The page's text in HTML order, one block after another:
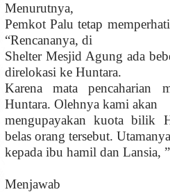
Menurutnya,
Pemkot Palu tetap
“Rencananya, di
Shelter Mesjid Agung ada
direlokasi ke Huntara.
Karena mata pencaharian
Huntara. Olehnya kami akan
mengupayakan kuota bilik
belas orang tersebut. Utamanya
kepada ibu hamil dan Lansia,
Menjawab